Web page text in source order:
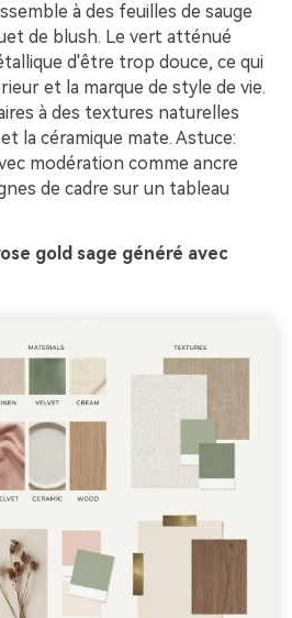
à des feuilles de sauge
de blush. Le vert atténué
d'être trop douce, ce qui
et la marque de style de vie.
à des textures naturelles
la céramique mate. Astuce:
modération comme ancre
de cadre sur un tableau
gold sage généré avec